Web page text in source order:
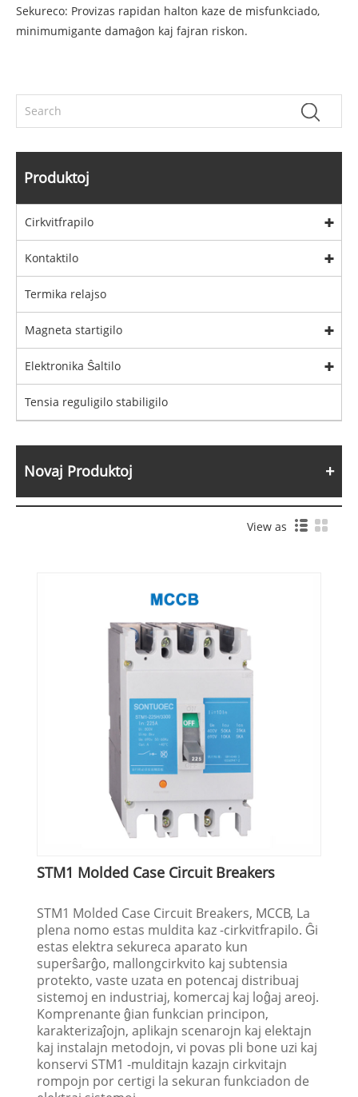
Sekureco: Provizas rapidan halton kaze de misfunkciado,
minimumigante damaĝon kaj fajran riskon.
Produktoj
Cirkvitfrapilo
Kontaktilo
Termika relajso
Magneta startigilo
Elektronika Ŝaltilo
Tensia reguligilo stabiligilo
Novaj Produktoj
View as
STM1 Molded Case Circuit Breakers
STM1 Molded Case Circuit Breakers, MCCB, La
plena nomo estas muldita kaz -cirkvitfrapilo. Ĝi
estas elektra sekureca aparato kun
superŝarĝo, mallongcirkvito kaj subtensia
protekto, vaste uzata en potencaj distribuaj
sistemoj en industriaj, komercaj kaj loĝaj areoj.
Komprenante ĝian funkcian principon,
karakterizaĵojn, aplikajn scenarojn kaj elektajn
kaj instalajn metodojn, vi povas pli bone uzi kaj
konservi STM1 -mulditajn kazajn cirkvitajn
rompojn por certigi la sekuran funkciadon de